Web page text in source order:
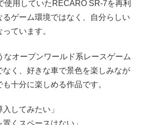
使用していたRECARO SR-7を再利
るゲーム環境ではなく、自分らしい
ています。
なオープンワールド系レースゲーム
なく、好きな車で景色を楽しみなが
十分に楽しめる作品です。
してみたい」
くスペースはない」